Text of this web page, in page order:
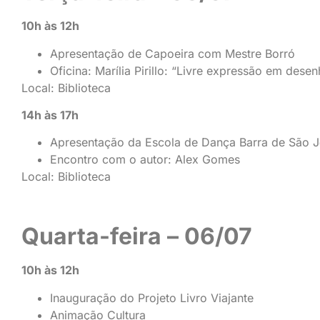
10h às 12h
Apresentação de Capoeira com Mestre Borró
Oficina: Marília Pirillo: “Livre expressão em
Local: Biblioteca
14h às 17h
Apresentação da Escola de Dança Barra de São
Encontro com o autor: Alex Gomes
Local: Biblioteca
Quarta-feira – 06/07
10h às 12h
Inauguração do Projeto Livro Viajante
Animação Cultura